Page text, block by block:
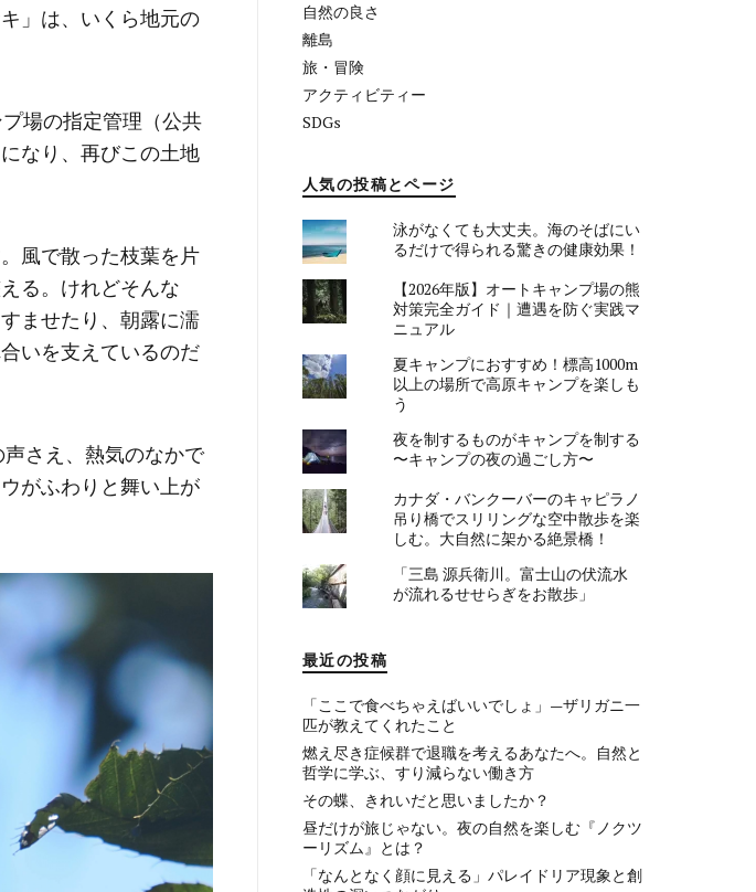
」は、いくら地元の
場の指定管理（公共
なり、再びこの土地
風で散った枝葉を片
る。けれどそんな
ませたり、朝露に濡
いを支えているのだ
さえ、熱気のなかで
がふわりと舞い上が
自然の良さ
離島
旅・冒険
アクティビティー
SDGs
人気の投稿とページ
泳がなくても大丈夫。海のそばにい
るだけで得られる驚きの健康効果！
【2026年版】オートキャンプ場の熊
対策完全ガイド｜遭遇を防ぐ実践マ
ニュアル
夏キャンプにおすすめ！標高1000m
以上の場所で高原キャンプを楽しも
う
夜を制するものがキャンプを制する
〜キャンプの夜の過ごし方〜
カナダ・バンクーバーのキャピラノ
吊り橋でスリリングな空中散歩を楽
しむ。大自然に架かる絶景橋！
「三島 源兵衛川。富士山の伏流水
が流れるせせらぎをお散歩」
最近の投稿
「ここで食べちゃえばいいでしょ」—ザリガニ一
匹が教えてくれたこと
燃え尽き症候群で退職を考えるあなたへ。自然と
哲学に学ぶ、すり減らない働き方
その蝶、きれいだと思いましたか？
昼だけが旅じゃない。夜の自然を楽しむ『ノクツ
ーリズム』とは？
「なんとなく顔に見える」パレイドリア現象と創